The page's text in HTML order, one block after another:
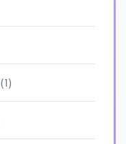
(1)